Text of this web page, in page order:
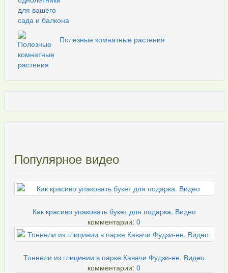
Полезные комнатные растения
Популярное видео
Как красиво упаковать букет для подарка. Видео
комментарии: 0
Тоннели из глицинии в парке Кавачи Фудзи-ен. Видео
комментарии: 0